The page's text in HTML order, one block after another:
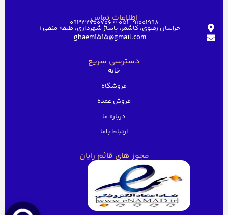
اطلاعات تماس051-91001998 ؛؛ 09332700706
خراسان رضوی، کاشمر، پاساژ شهرداری، طبقه منفی ۱
ghaem1515@gmail.com
دسترسی سریع
خانه
فروشگاه
فروش عمده
درباره ما
ارتباط باما
مجوز های قائم رایان